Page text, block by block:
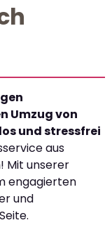
Umzug von
und stressfrei
aus
Mit unserer
engagierten
und